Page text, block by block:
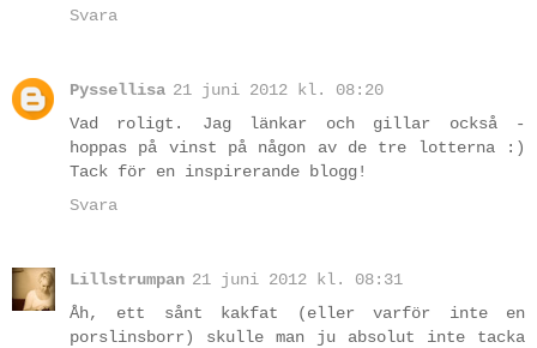
Svara
Pyssellisa 21 juni 2012 kl. 08:20
Vad roligt. Jag länkar och gillar också -
hoppas på vinst på någon av de tre lotterna :)
Tack för en inspirerande blogg!
Svara
Lillstrumpan 21 juni 2012 kl. 08:31
Åh, ett sånt kakfat (eller varför inte en
porslinsborr) skulle man ju absolut inte tacka